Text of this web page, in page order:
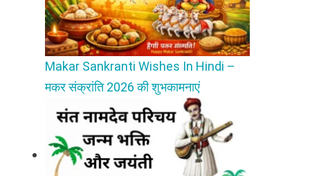
Makar Sankranti Wishes In Hindi –
मकर संक्रांति 2026 की शुभकामनाएं